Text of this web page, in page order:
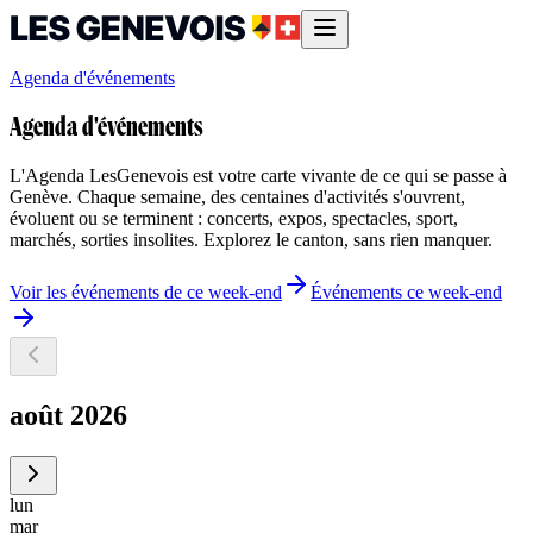
Agenda d'événements
Agenda d'événements
L'Agenda LesGenevois est votre carte vivante de ce qui se passe à
Genève. Chaque semaine, des centaines d'activités s'ouvrent,
évoluent ou se terminent : concerts, expos, spectacles, sport,
marchés, sorties insolites. Explorez le canton, sans rien manquer.
Voir les événements de ce week-end Événements ce week-end
août 2026
lun
mar